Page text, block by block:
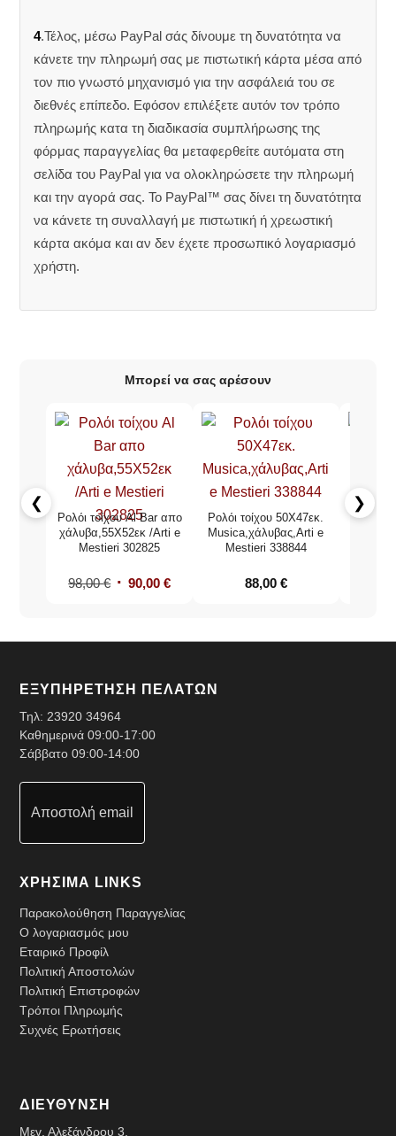
4.Τέλος, μέσω PayPal σάς δίνουμε τη δυνατότητα να
κάνετε την πληρωμή σας με πιστωτική κάρτα μέσα από
τον πιο γνωστό μηχανισμό για την ασφάλειά του σε
διεθνές επίπεδο. Εφόσον επιλέξετε αυτόν τον τρόπο
πληρωμής κατα τη διαδικασία συμπλήρωσης της
φόρμας παραγγελίας θα μεταφερθείτε αυτόματα στη
σελίδα του PayPal για να ολοκληρώσετε την πληρωμή
και την αγορά σας. Το PayPal™ σας δίνει τη δυνατότητα
να κάνετε τη συναλλαγή με πιστωτική ή χρεωστική
κάρτα ακόμα και αν δεν έχετε προσωπικό λογαριασμό
χρήστη.
Μπορεί να σας αρέσουν
❮
Ρολόι τοίχου Al Bar απο
χάλυβα,55Χ52εκ /Arti e
Mestieri 302825
98,00€ 90,00€
Ρολόι τοίχου 50Χ47εκ.
Musica,χάλυβας,Arti e
Mestieri 338844
88,00 €
❯
ΕΞΥΠΗΡΕΤΗΣΗ ΠΕΛΑΤΩΝ
Τηλ:23920 34964
Καθημερινά 09:00-17:00
Σάββατο 09:00-14:00
Αποστολή email
ΧΡΗΣΙΜΑ LINKS
Παρακολούθηση Παραγγελίας
Ο λογαριασμός μου
Εταιρικό Προφίλ
Πολιτική Αποστολών
Πολιτική Επιστροφών
Τρόποι Πληρωμής
Συχνές Ερωτήσεις
ΔΙΕΥΘΥΝΣΗ
Μεγ. Αλεξάνδρου 3,